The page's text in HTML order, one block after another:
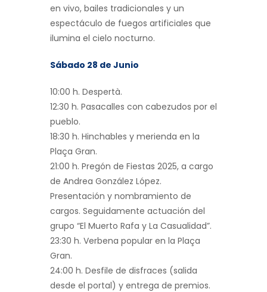
en vivo, bailes tradicionales y un
espectáculo de fuegos artificiales que
ilumina el cielo nocturno.
Sábado 28 de Junio
10:00 h. Despertà.
12:30 h. Pasacalles con cabezudos por el
pueblo.
18:30 h. Hinchables y merienda en la
Plaça Gran.
21:00 h. Pregón de Fiestas 2025, a cargo
de Andrea González López.
Presentación y nombramiento de
cargos. Seguidamente actuación del
grupo “El Muerto Rafa y La Casualidad”.
23:30 h. Verbena popular en la Plaça
Gran.
24:00 h. Desfile de disfraces (salida
desde el portal) y entrega de premios.